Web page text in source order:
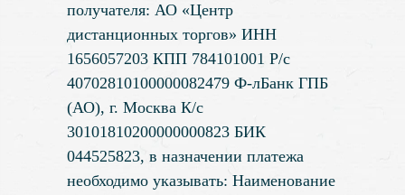
получателя: АО «Центр
дистанционных торгов» ИНН
1656057203 КПП 784101001 Р/с
40702810100000082479 Ф-лБанк ГПБ
(АО), г. Москва К/с
30101810200000000823 БИК
044525823, в назначении платежа
необходимо указывать: Наименование